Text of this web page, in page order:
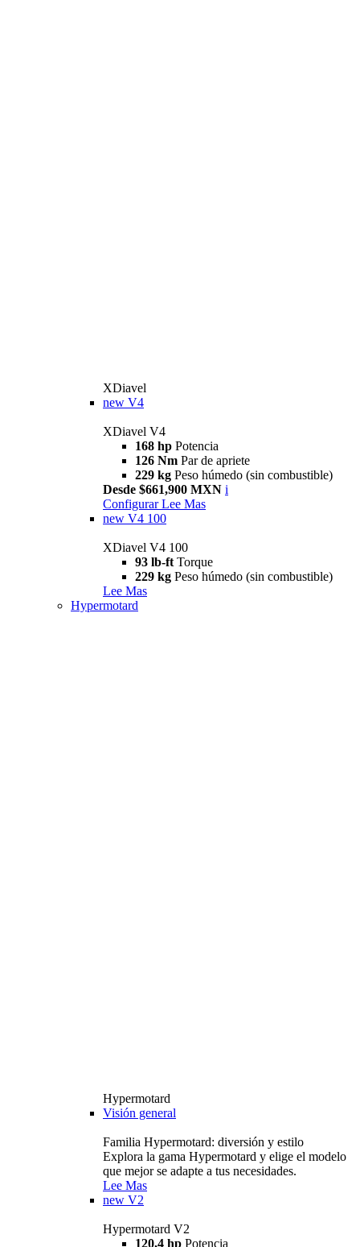
XDiavel
new V4
XDiavel V4
168 hp Potencia
126 Nm Par de apriete
229 kg Peso húmedo (sin combustible)
Desde $661,900 MXN i
Configurar Lee Mas
new V4 100
XDiavel V4 100
93 lb-ft Torque
229 kg Peso húmedo (sin combustible)
Lee Mas
Hypermotard
Hypermotard
Visión general
Familia Hypermotard: diversión y estilo
Explora la gama Hypermotard y elige el modelo
que mejor se adapte a tus necesidades.
Lee Mas
new V2
Hypermotard V2
120,4 hp Potencia